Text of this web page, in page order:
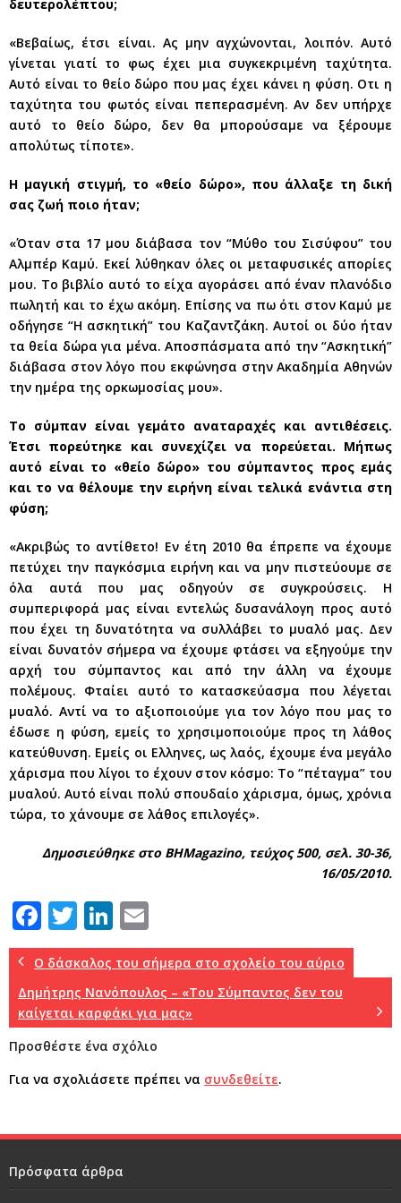
δευτερολέπτου;
«Βεβαίως, έτσι είναι. Ας μην αγχώνονται, λοιπόν. Αυτό
γίνεται γιατί το φως έχει μια συγκεκριμένη ταχύτητα.
Αυτό είναι το θείο δώρο που μας έχει κάνει η φύση. Οτι η
ταχύτητα του φωτός είναι πεπερασμένη. Αν δεν υπήρχε
αυτό το θείο δώρο, δεν θα μπορούσαμε να ξέρουμε
απολύτως τίποτε».
Η μαγική στιγμή, το «θείο δώρο», που άλλαξε τη δική
σας ζωή ποιο ήταν;
«Όταν στα 17 μου διάβασα τον “Μύθο του Σισύφου” του
Αλμπέρ Καμύ. Εκεί λύθηκαν όλες οι μεταφυσικές απορίες
μου. Το βιβλίο αυτό το είχα αγοράσει από έναν πλανόδιο
πωλητή και το έχω ακόμη. Επίσης να πω ότι στον Καμύ με
οδήγησε “Η ασκητική” του Καζαντζάκη. Αυτοί οι δύο ήταν
τα θεία δώρα για μένα. Αποσπάσματα από την “Ασκητική”
διάβασα στον λόγο που εκφώνησα στην Ακαδημία Αθηνών
την ημέρα της ορκωμοσίας μου».
Το σύμπαν είναι γεμάτο αναταραχές και αντιθέσεις.
Έτσι πορεύτηκε και συνεχίζει να πορεύεται. Μήπως
αυτό είναι το «θείο δώρο» του σύμπαντος προς εμάς
και το να θέλουμε την ειρήνη είναι τελικά ενάντια στη
φύση;
«Ακριβώς το αντίθετο! Εν έτη 2010 θα έπρεπε να έχουμε
πετύχει την παγκόσμια ειρήνη και να μην πιστεύουμε σε
όλα αυτά που μας οδηγούν σε συγκρούσεις. Η
συμπεριφορά μας είναι εντελώς δυσανάλογη προς αυτό
που έχει τη δυνατότητα να συλλάβει το μυαλό μας. Δεν
είναι δυνατόν σήμερα να έχουμε φτάσει να εξηγούμε την
αρχή του σύμπαντος και από την άλλη να έχουμε
πολέμους. Φταίει αυτό το κατασκεύασμα που λέγεται
μυαλό. Αντί να το αξιοποιούμε για τον λόγο που μας το
έδωσε η φύση, εμείς το χρησιμοποιούμε προς τη λάθος
κατεύθυνση. Εμείς οι Ελληνες, ως λαός, έχουμε ένα μεγάλο
χάρισμα που λίγοι το έχουν στον κόσμο: Το “πέταγμα” του
μυαλού. Αυτό είναι πολύ σπουδαίο χάρισμα, όμως, χρόνια
τώρα, το χάνουμε σε λάθος επιλογές».
Δημοσιεύθηκε στο BHMagazino, τεύχος 500, σελ. 30-36,
16/05/2010.
F
a
c
e
b
o
o
T
w
it
te
r
Li
n
k
e
dI
n
m
ai
l
Ο δάσκαλος του σήμερα στο σχολείο του αύριο
Δημήτρης Νανόπουλος – «Του Σύμπαντος δεν του
καίγεται καρφάκι για μας»
Προσθέστε ένα σχόλιο
Για να σχολιάσετε πρέπει να συνδεθείτε.
Πρόσφατα άρθρα